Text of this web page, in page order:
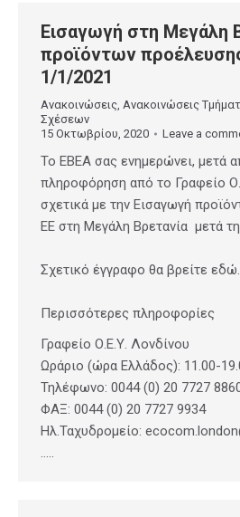
Εισαγωγή στη Μεγάλη
προϊόντων
1/1/2021
Ανακοινώσεις, Ανακοινώσεις
Σχέσεων
15 Οκτωβρίου, 2020
Leave a
Το ΕΒΕΑ σας ενημερώνει, μετά
πληροφόρηση από το Γραφείο
σχετικά με την Εισαγωγή
ΕΕ στη Μεγάλη Βρετανία μετά
Σχετικό έγγραφο θα βρείτε εδώ.
Περισσότερες πληροφορίες
Γραφείο Ο.Ε.Υ. Λονδίνου
Ωράριο (ώρα Ελλάδος): 11.00-
Τηλέφωνο: 0044 (0) 20 7727
ΦΑΞ: 0044 (0) 20 7727 9934
Ηλ.Ταχυδρομείο:
…..